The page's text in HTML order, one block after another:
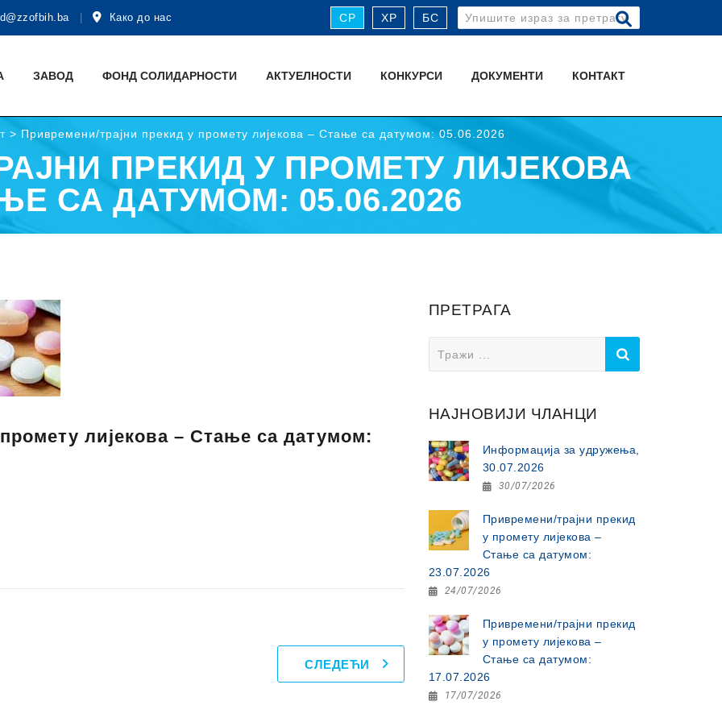
Како до нас СР ХР БС
Search
for:
ЗАВОД ФОНД СОЛИДАРНОСТИ АКТУЕЛНОСТИ КОНКУРСИ ДОКУМЕНТИ КОНТАКТ
> Привремени/трајни прекид у промету лијекова – Стање са датумом: 05.06.2026
ПРЕКИД У ПРОМЕТУ ЛИЈЕКОВА
СА ДАТУМОМ: 05.06.2026
лијекова – Стање са датумом:
СЛЕДЕЋИ
ПРЕТРАГА
for:
НАЈНОВИЈИ ЧЛАНЦИ
Информација за удружења,
30.07.2026
30/07/2026
Привремени/трајни прекид
у промету лијекова –
Стање са датумом:
23.07.2026
24/07/2026
Привремени/трајни прекид
у промету лијекова –
Стање са датумом:
17.07.2026
17/07/2026